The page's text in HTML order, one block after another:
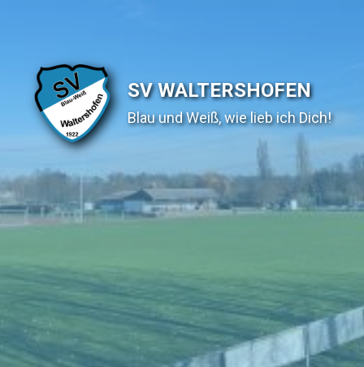
SV WALTERSHOFEN
Blau und Weiß, wie lieb ich Dich!